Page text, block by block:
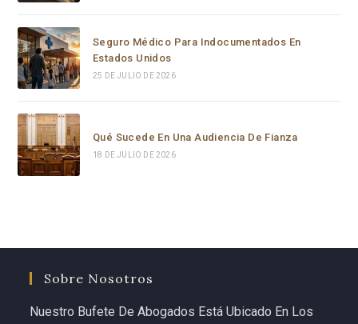
Seguro Médico Para Indocumentados En
Estados Unidos
25 DE JULIO DE 2026
Qué Sucede En Una Audiencia De Fianza
18 DE JULIO DE 2026
Sobre Nosotros
Nuestro Bufete De Abogados Está Ubicado En Los